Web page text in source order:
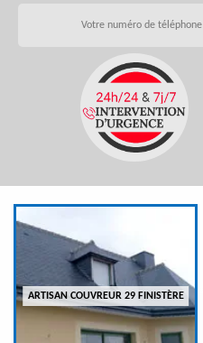
ARTISAN COUVREUR 29 FINISTÈRE